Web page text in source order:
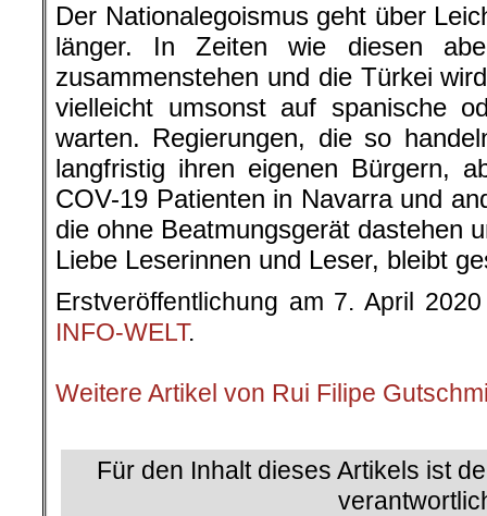
Der Nationalegoismus geht über
länger. In Zeiten wie diesen
zusammenstehen und die Türkei
vielleicht umsonst auf spanische
warten. Regierungen, die so
langfristig ihren eigenen Bürgern,
COV-19 Patienten in Navarra und
die ohne Beatmungsgerät dastehen
Liebe Leserinnen und Leser, bleibt
Erstveröffentlichung am 7. April
INFO-WELT.
Weitere Artikel von Rui Filipe
Für den Inhalt dieses Artikels ist